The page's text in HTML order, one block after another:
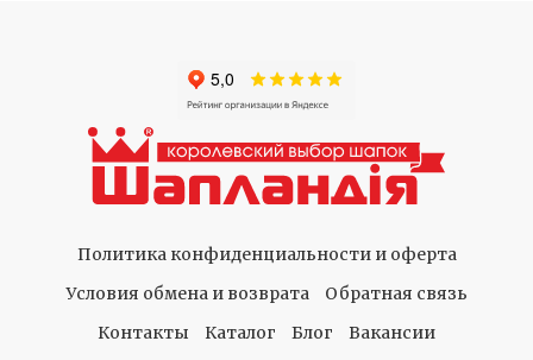
Политика конфиденциальности и оферта
Условия обмена и возврата
Обратная связь
Контакты
Каталог Блог Вакансии